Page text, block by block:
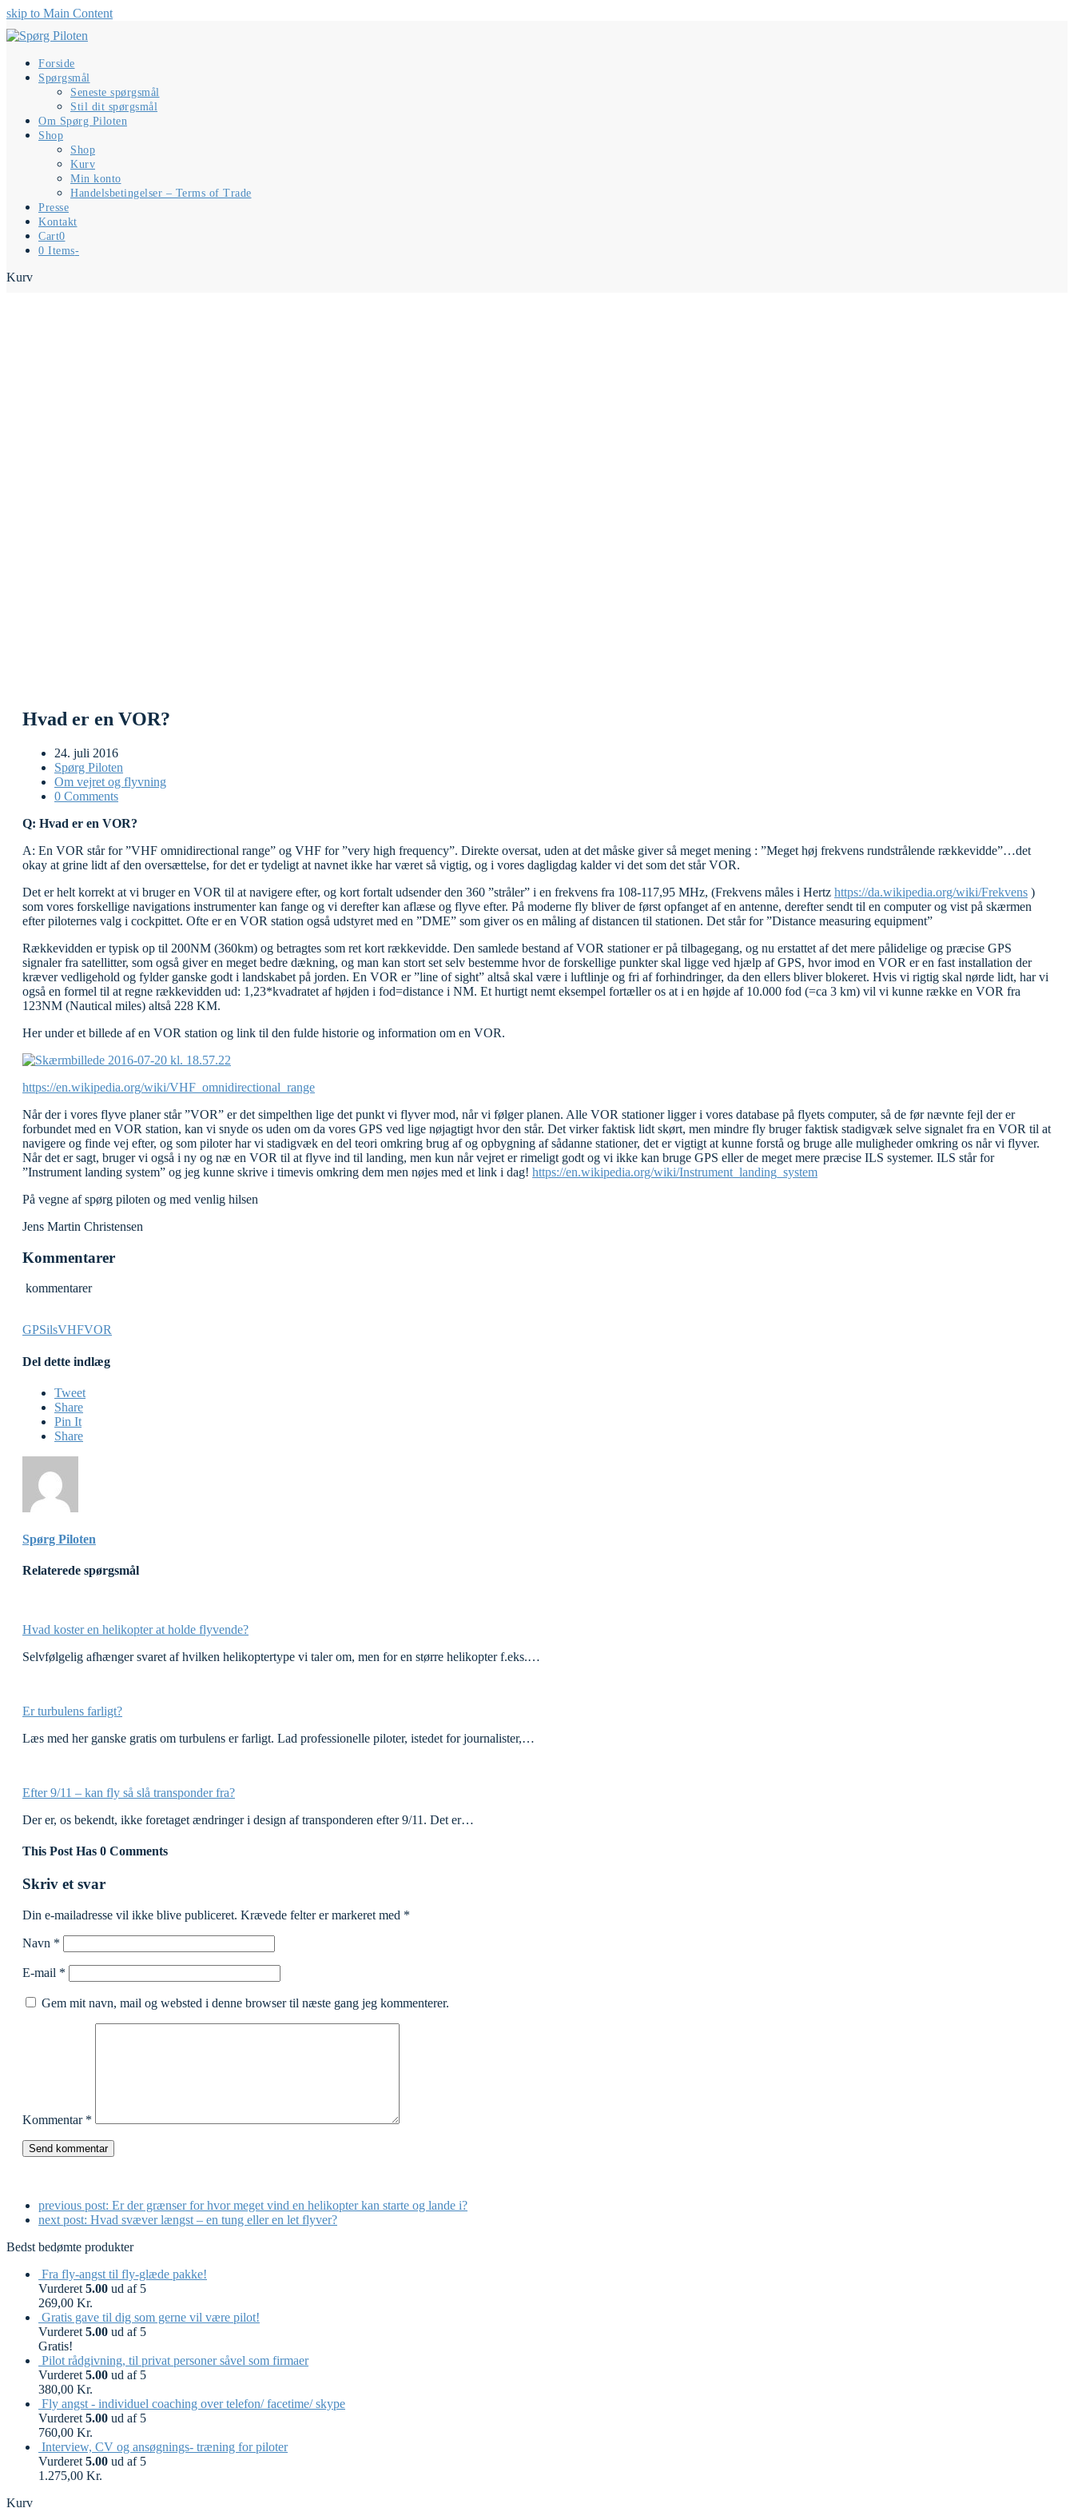
skip to Main Content
Forside
Spørgsmål
Seneste spørgsmål
Stil dit spørgsmål
Om Spørg Piloten
Shop
Shop
Kurv
Min konto
Handelsbetingelser – Terms of Trade
Presse
Kontakt
Cart0
0 Items-
Kurv
Hvad er en VOR?
24. juli 2016
Spørg Piloten
Om vejret og flyvning
0 Comments
Q: Hvad er en VOR?
A: En VOR står for ”VHF omnidirectional range” og VHF for ”very high frequency”. Direkte oversat, uden at det måske giver så meget mening : ”Meget høj frekvens rundstrålende rækkevidde”…det
okay at grine lidt af den oversættelse, for det er tydeligt at navnet ikke har været så vigtig, og i vores dagligdag kalder vi det som det står VOR.
Det er helt korrekt at vi bruger en VOR til at navigere efter, og kort fortalt udsender den 360 ”stråler” i en frekvens fra 108-117,95 MHz, (Frekvens måles i Hertz https://da.wikipedia.org/wiki/Frekvens )
som vores forskellige navigations instrumenter kan fange og vi derefter kan aflæse og flyve efter. På moderne fly bliver de først opfanget af en antenne, derefter sendt til en computer og vist på skærmen
efter piloternes valg i cockpittet. Ofte er en VOR station også udstyret med en ”DME” som giver os en måling af distancen til stationen. Det står for ”Distance measuring equipment”
Rækkevidden er typisk op til 200NM (360km) og betragtes som ret kort rækkevidde. Den samlede bestand af VOR stationer er på tilbagegang, og nu erstattet af det mere pålidelige og præcise GPS
signaler fra satellitter, som også giver en meget bedre dækning, og man kan stort set selv bestemme hvor de forskellige punkter skal ligge ved hjælp af GPS, hvor imod en VOR er en fast installation der
kræver vedligehold og fylder ganske godt i landskabet på jorden. En VOR er ”line of sight” altså skal være i luftlinje og fri af forhindringer, da den ellers bliver blokeret. Hvis vi rigtig skal nørde lidt, har vi
også en formel til at regne rækkevidden ud: 1,23*kvadratet af højden i fod=distance i NM. Et hurtigt nemt eksempel fortæller os at i en højde af 10.000 fod (=ca 3 km) vil vi kunne række en VOR fra
123NM (Nautical miles) altså 228 KM.
Her under et billede af en VOR station og link til den fulde historie og information om en VOR.
https://en.wikipedia.org/wiki/VHF_omnidirectional_range
Når der i vores flyve planer står ”VOR” er det simpelthen lige det punkt vi flyver mod, når vi følger planen. Alle VOR stationer ligger i vores database på flyets computer, så de før nævnte fejl der er
forbundet med en VOR station, kan vi snyde os uden om da vores GPS ved lige nøjagtigt hvor den står. Det virker faktisk lidt skørt, men mindre fly bruger faktisk stadigvæk selve signalet fra en VOR til at
navigere og finde vej efter, og som piloter har vi stadigvæk en del teori omkring brug af og opbygning af sådanne stationer, det er vigtigt at kunne forstå og bruge alle muligheder omkring os når vi flyver.
Når det er sagt, bruger vi også i ny og næ en VOR til at flyve ind til landing, men kun når vejret er rimeligt godt og vi ikke kan bruge GPS eller de meget mere præcise ILS systemer. ILS står for
”Instrument landing system” og jeg kunne skrive i timevis omkring dem men nøjes med et link i dag! https://en.wikipedia.org/wiki/Instrument_landing_system
På vegne af spørg piloten og med venlig hilsen
Jens Martin Christensen
Kommentarer
kommentarer
GPSilsVHFVOR
Del dette indlæg
Tweet
Share
Pin It
Share
Spørg Piloten
Relaterede spørgsmål
Hvad koster en helikopter at holde flyvende?
Selvfølgelig afhænger svaret af hvilken helikoptertype vi taler om, men for en større helikopter f.eks.…
Er turbulens farligt?
Læs med her ganske gratis om turbulens er farligt. Lad professionelle piloter, istedet for journalister,…
Efter 9/11 – kan fly så slå transponder fra?
Der er, os bekendt, ikke foretaget ændringer i design af transponderen efter 9/11. Det er…
This Post Has 0 Comments
Skriv et svar
Din e-mailadresse vil ikke blive publiceret. Krævede felter er markeret med *
Navn *
E-mail *
Gem mit navn, mail og websted i denne browser til næste gang jeg kommenterer.
Kommentar *
previous post: Er der grænser for hvor meget vind en helikopter kan starte og lande i?
next post: Hvad svæver længst – en tung eller en let flyver?
Bedst bedømte produkter
Fra fly-angst til fly-glæde pakke!
Vurderet 5.00 ud af 5
269,00 Kr.
Gratis gave til dig som gerne vil være pilot!
Vurderet 5.00 ud af 5
Gratis!
Pilot rådgivning, til privat personer såvel som firmaer
Vurderet 5.00 ud af 5
380,00 Kr.
Fly angst - individuel coaching over telefon/ facetime/ skype
Vurderet 5.00 ud af 5
760,00 Kr.
Interview, CV og ansøgnings- træning for piloter
Vurderet 5.00 ud af 5
1.275,00 Kr.
Kurv